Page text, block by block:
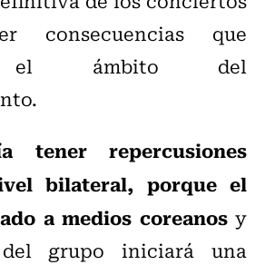
consecuencias que
el ámbito del
tener repercusiones
bilateral, porque el
a medios coreanosy
grupo iniciará una